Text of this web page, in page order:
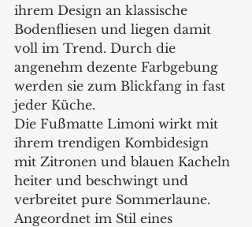
ihrem Design an klassische
Bodenfliesen und liegen damit
voll im Trend. Durch die
angenehm dezente Farbgebung
werden sie zum Blickfang in fast
jeder Küche.
Die Fußmatte Limoni wirkt mit
ihrem trendigen Kombidesign
mit Zitronen und blauen Kacheln
heiter und beschwingt und
verbreitet pure Sommerlaune.
Angeordnet im Stil eines